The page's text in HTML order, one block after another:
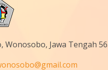
Wonosobo, Jawa Tengah